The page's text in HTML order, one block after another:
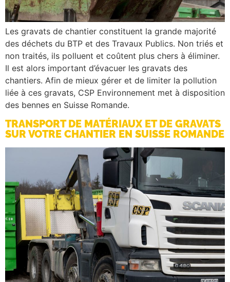
Les gravats de chantier constituent la grande majorité
des déchets du BTP et des Travaux Publics. Non triés et
non traités, ils polluent et coûtent plus chers à éliminer.
Il est alors important d’évacuer les gravats des
chantiers. Afin de mieux gérer et de limiter la pollution
liée à ces gravats, CSP Environnement met à disposition
des bennes en Suisse Romande.
TRANSPORT DE MATÉRIAUX ET DE GRAVATS
SUR VOTRE CHANTIER EN SUISSE ROMANDE